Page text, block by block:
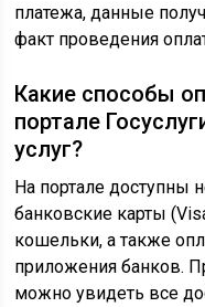
платежа, данные
факт проведения
Какие способы
портале
услуг?
На портале доступны
банковские карты
кошельки, а также
приложения банков.
можно увидеть все